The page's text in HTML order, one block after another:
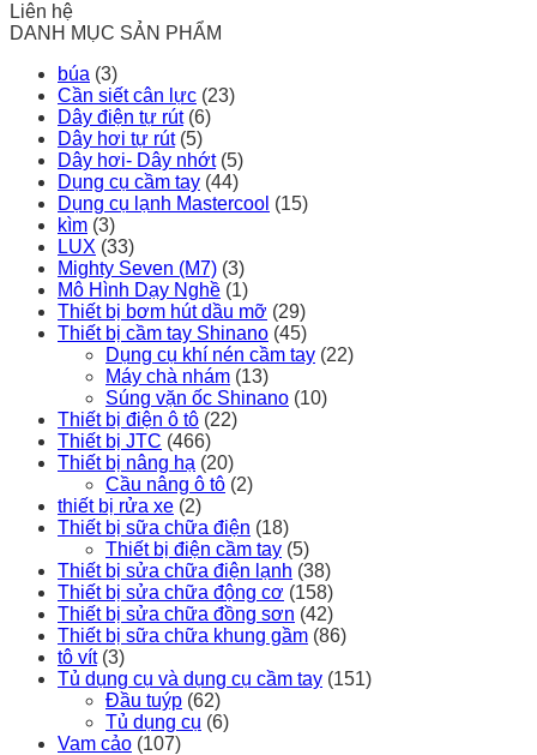
Liên hệ
DANH MỤC SẢN PHẨM
búa (3)
Cần siết cân lực (23)
Dây điện tự rút (6)
Dây hơi tự rút (5)
Dây hơi- Dây nhớt (5)
Dụng cụ cầm tay (44)
Dụng cụ lạnh Mastercool (15)
kìm (3)
LUX (33)
Mighty Seven (M7) (3)
Mô Hình Dạy Nghề (1)
Thiết bị bơm hút dầu mỡ (29)
Thiết bị cầm tay Shinano (45)
Dụng cụ khí nén cầm tay (22)
Máy chà nhám (13)
Súng vặn ốc Shinano (10)
Thiết bị điện ô tô (22)
Thiết bị JTC (466)
Thiết bị nâng hạ (20)
Cầu nâng ô tô (2)
thiết bị rửa xe (2)
Thiết bị sữa chữa điện (18)
Thiết bị điện cầm tay (5)
Thiết bị sửa chữa điện lạnh (38)
Thiết bị sửa chữa động cơ (158)
Thiết bị sửa chữa đồng sơn (42)
Thiết bị sữa chữa khung gầm (86)
tô vít (3)
Tủ dụng cụ và dụng cụ cầm tay (151)
Đầu tuýp (62)
Tủ dụng cụ (6)
Vam cảo (107)